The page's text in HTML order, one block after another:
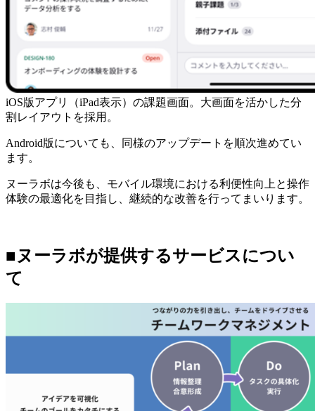
iOS版アプリ（iPad表示）の課題画面。大画面を活かした分
割レイアウトを採用。
Android版についても、同様のアップデートを順次進めてい
ます。
ヌーラボは今後も、モバイル環境における利便性向上と操作
体験の最適化を目指し、継続的な改善を行ってまいります。
■ ヌーラボが提供するサービスについ
て